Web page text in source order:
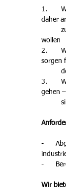
1. 	Wir möchten Sie wieder loswerden –
daher
wollen
2. 	Wir möchten Ihr Partner sein – wir
sorgen
3. 	Wir möchten mit Ihnen einen Weg
gehen
-
-
Wir